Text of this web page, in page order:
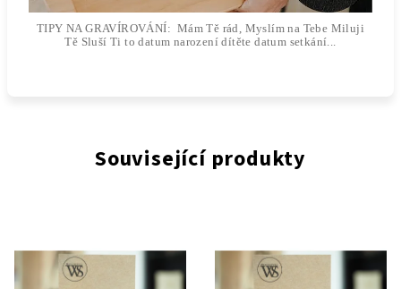
TIPY NA GRAVÍROVÁNÍ: Mám Tě rád, Myslím na Tebe Miluji
Tě Sluší Ti to datum narození dítěte datum setkání...
Související produkty